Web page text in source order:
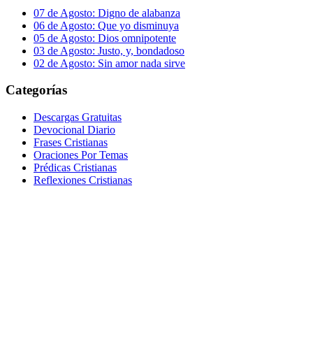
07 de Agosto: Digno de alabanza
06 de Agosto: Que yo disminuya
05 de Agosto: Dios omnipotente
03 de Agosto: Justo, y, bondadoso
02 de Agosto: Sin amor nada sirve
Categorías
Descargas Gratuitas
Devocional Diario
Frases Cristianas
Oraciones Por Temas
Prédicas Cristianas
Reflexiones Cristianas